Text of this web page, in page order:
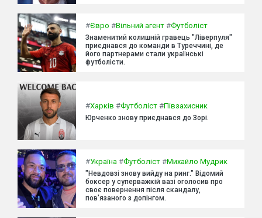
#Євро #Вільний агент #Футболіст
Знаменитий колишній гравець "Ліверпуля"
приєднався до команди в Туреччині, де
його партнерами стали українські
футболісти.
#Харків #Футболіст #Півзахисник
Юрченко знову приєднався до Зорі.
#Україна #Футболіст #Михайло Мудрик
"Невдовзі знову вийду на ринг." Відомий
боксер у суперважкій вазі оголосив про
своє повернення після скандалу,
пов'язаного з допінгом.